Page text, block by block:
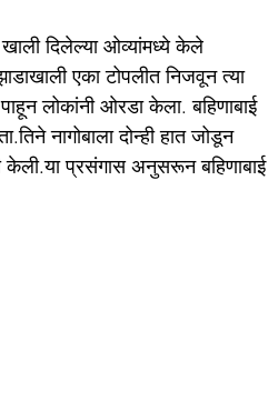
दिलेल्या ओव्यांमध्ये केले
एका टोपलीत निजवून त्या
लोकांनी ओरडा केला. बहिणाबाई
नागोबाला दोन्ही हात जोडून
प्रसंगास अनुसरून बहिणाबाई